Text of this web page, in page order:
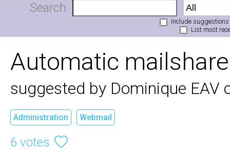
Search
Include
List most
Automatic
suggested by Dominique
Administration Webmail
6 votes